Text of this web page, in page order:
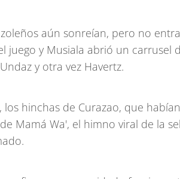
aún sonreían, pero no
juego y Musiala abrió un carrusel
y otra vez Havertz.
los hinchas de Curazao, que
Mamá Wa', el himno viral de la